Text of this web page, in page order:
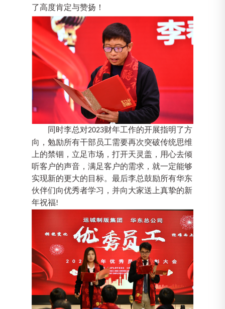
了高度肯定与赞扬！
同时李总对2023财年工作的开展指明了方
向，勉励所有干部员工需要再次突破传统思维
上的禁锢，立足市场，打开天灵盖，用心去倾
听客户的声音，满足客户的需求，就一定能够
实现新的更大的目标。最后李总鼓励所有华东
伙伴们向优秀者学习，并向大家送上真挚的新
年祝福!